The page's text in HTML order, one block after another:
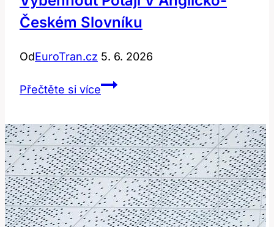
Českém Slovníku
OdEuroTran.cz 5. 6. 2026
Přečtěte si víceSneak
a
význam
vyběhnout
potají
v
anglicko-